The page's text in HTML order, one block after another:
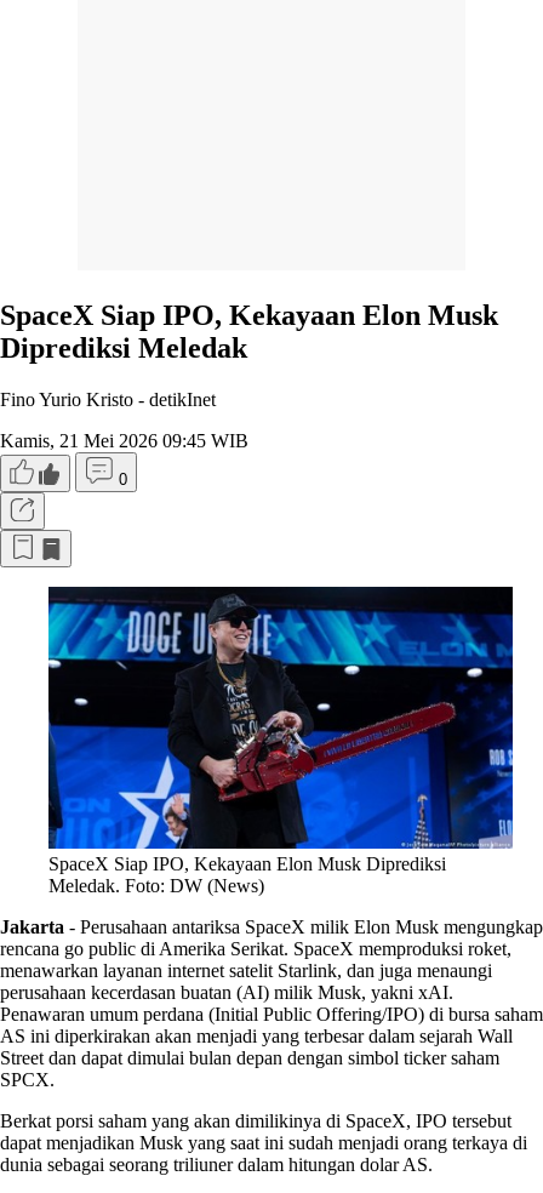
SpaceX Siap IPO, Kekayaan Elon Musk
Diprediksi Meledak
Fino Yurio Kristo - detikInet
Kamis, 21 Mei 2026 09:45 WIB
0
SpaceX Siap IPO, Kekayaan Elon Musk Diprediksi
Meledak. Foto: DW (News)
Jakarta - Perusahaan antariksa SpaceX milik Elon Musk mengungkap
rencana go public di Amerika Serikat. SpaceX memproduksi roket,
menawarkan layanan internet satelit Starlink, dan juga menaungi
perusahaan kecerdasan buatan (AI) milik Musk, yakni xAI.
Penawaran umum perdana (Initial Public Offering/IPO) di bursa saham
AS ini diperkirakan akan menjadi yang terbesar dalam sejarah Wall
Street dan dapat dimulai bulan depan dengan simbol ticker saham
SPCX.
Berkat porsi saham yang akan dimilikinya di SpaceX, IPO tersebut
dapat menjadikan Musk yang saat ini sudah menjadi orang terkaya di
dunia sebagai seorang triliuner dalam hitungan dolar AS.